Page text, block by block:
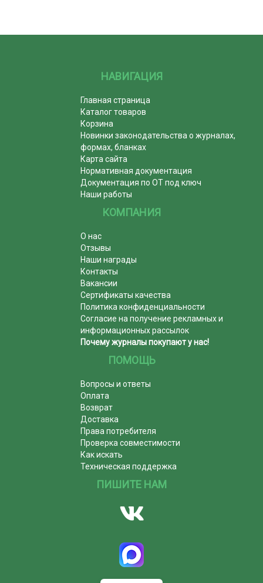
НАВИГАЦИЯ
Главная страница
Каталог товаров
Корзина
Новинки законодательства о журналах,
формах, бланках
Карта сайта
Нормативная документация
Документация по ОТ под ключ
Наши работы
КОМПАНИЯ
О нас
Отзывы
Наши награды
Контакты
Вакансии
Сертификаты качества
Политика конфиденциальности
Согласие на получение рекламных и
информационных рассылок
Почему журналы покупают у нас!
ПОМОЩЬ
Вопросы и ответы
Оплата
Возврат
Доставка
Права потребителя
Проверка совместимости
Как искать
Техническая поддержка
ПИШИТЕ НАМ